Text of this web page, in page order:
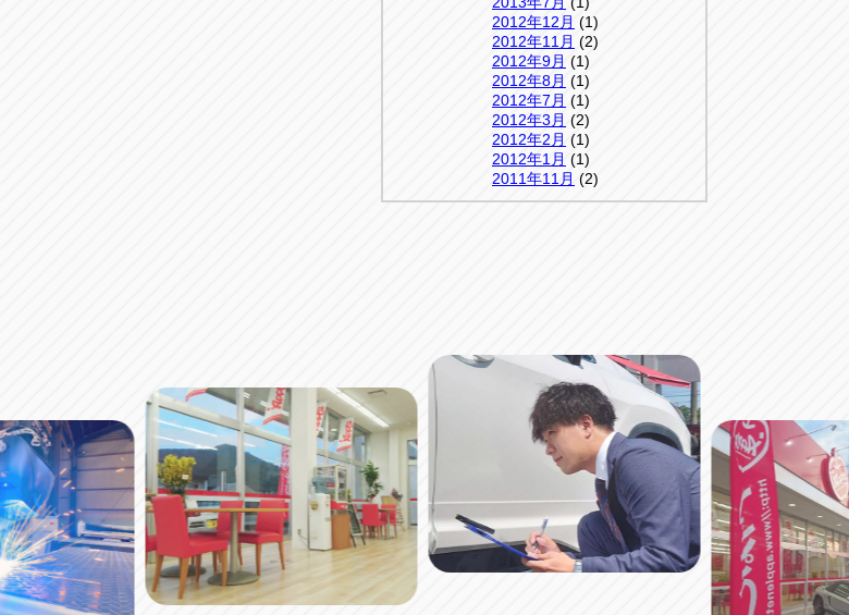
2012年12月 (1)
2012年11月 (2)
2012年9月 (1)
2012年8月 (1)
2012年7月 (1)
2012年3月 (2)
2012年2月 (1)
2012年1月 (1)
2011年11月 (2)